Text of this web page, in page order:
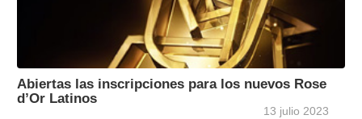
Abiertas las inscripciones para los nuevos Rose
d’Or Latinos
13 julio 2023